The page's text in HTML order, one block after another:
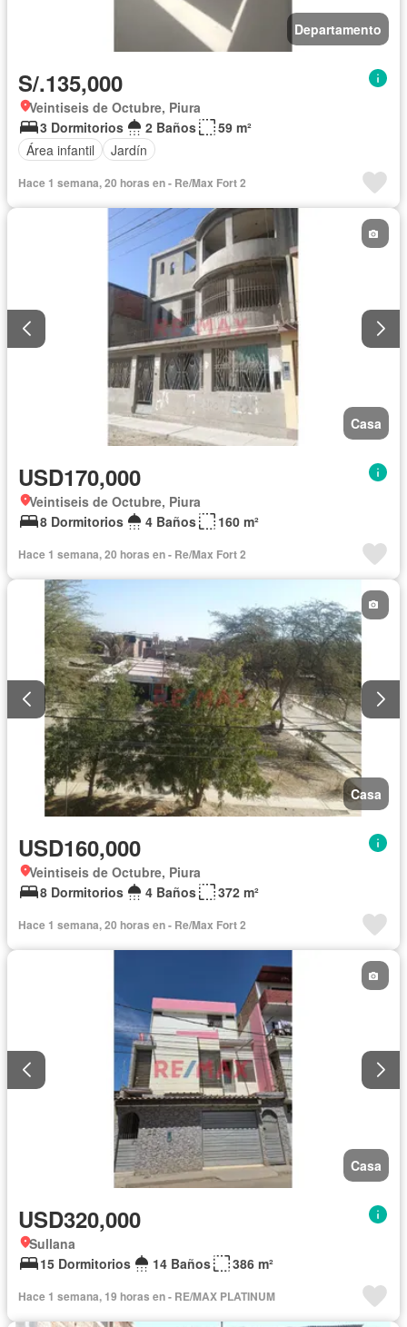
Departamento
S/.135,000
Veintiseis de Octubre, Piura
3 Dormitorios
2 Baños
59 m²
Área infantil
Jardín
Hace 1 semana, 20 horas en - Re/Max Fort 2
Casa
USD170,000
Veintiseis de Octubre, Piura
8 Dormitorios
4 Baños 160 m²
Hace 1 semana, 20 horas en - Re/Max Fort 2
Casa
USD160,000
Veintiseis de Octubre, Piura
8 Dormitorios
4 Baños 372 m²
Hace 1 semana, 20 horas en - Re/Max Fort 2
Casa
USD320,000
Sullana
15 Dormitorios
14 Baños 386 m²
Hace 1 semana, 19 horas en - RE/MAX PLATINUM